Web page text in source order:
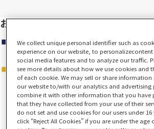
お支払い方法
We collect unique personal identifier such as
experience on our website, to
social media features and to analyze our traffic.
see more details about how we use cookies and
of each cookie. We may sell or share
our website to/with our analytics and advertising
combine it with other information that you have
that they have collected from your use of their
do not set and use cookies for our users under 16
click “Reject All Cookies” if you are under the